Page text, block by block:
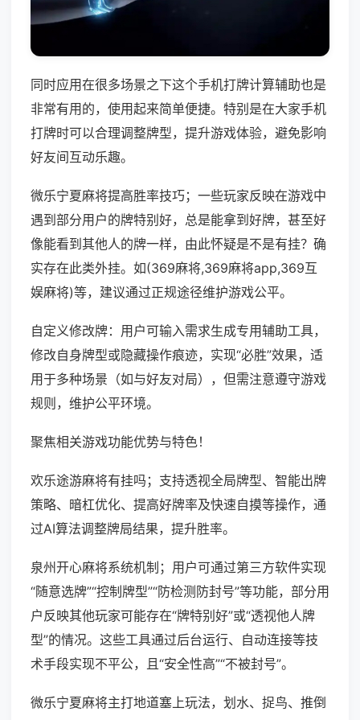
同时应用在很多场景之下这个手机打牌计算辅助也是
非常有用的，使用起来简单便捷。特别是在大家手机
打牌时可以合理调整牌型，提升游戏体验，避免影响
好友间互动乐趣。
微乐宁夏麻将提高胜率技巧；一些玩家反映在游戏中
遇到部分用户的牌特别好，总是能拿到好牌，甚至好
像能看到其他人的牌一样，由此怀疑是不是有挂？确
实存在此类外挂。如(369麻将,369麻将app,369互
娱麻将)等，建议通过正规途径维护游戏公平。
自定义修改牌：用户可输入需求生成专用辅助工具，
修改自身牌型或隐藏操作痕迹，实现“必胜”效果，适
用于多种场景（如与好友对局），但需注意遵守游戏
规则，维护公平环境。
聚焦相关游戏功能优势与特色！
欢乐途游麻将有挂吗；支持透视全局牌型、智能出牌
策略、暗杠优化、提高好牌率及快速自摸等操作，通
过AI算法调整牌局结果，提升胜率。
泉州开心麻将系统机制；用户可通过第三方软件实现
“随意选牌”“控制牌型”“防检测防封号”等功能，部分用
户反映其他玩家可能存在“牌特别好”或“透视他人牌
型”的情况。这些工具通过后台运行、自动连接等技
术手段实现不平公，且“安全性高”“不被封号”。
微乐宁夏麻将主打地道塞上玩法，划水、捉鸟、推倒